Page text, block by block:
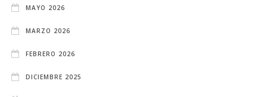
MAYO 2026
MARZO 2026
FEBRERO 2026
DICIEMBRE 2025